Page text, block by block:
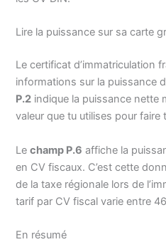
Lire la puissance sur sa carte
Le certificat d’immatriculation
informations sur la puissance
P.2 indique la puissance nette
valeur que tu utilises pour faire
Lechamp P.6 affiche la
en CV fiscaux. C’est cette
de la taxe régionale lors de
tarif par CV fiscal varie entre
En résumé